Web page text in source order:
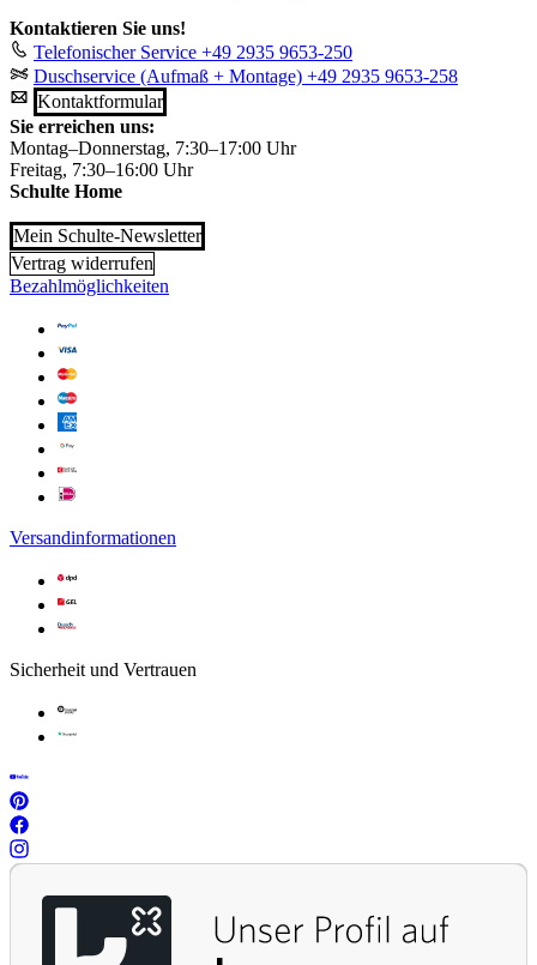
Kontaktieren Sie uns!
Telefonischer Service +49 2935 9653-250
Duschservice (Aufmaß + Montage) +49 2935 9653-258
Kontaktformular
Sie erreichen uns:
Montag–Donnerstag, 7:30–17:00 Uhr
Freitag, 7:30–16:00 Uhr
Schulte Home
Mein Schulte-Newsletter
Vertrag widerrufen
Bezahlmöglichkeiten
Versandinformationen
Sicherheit und Vertrauen